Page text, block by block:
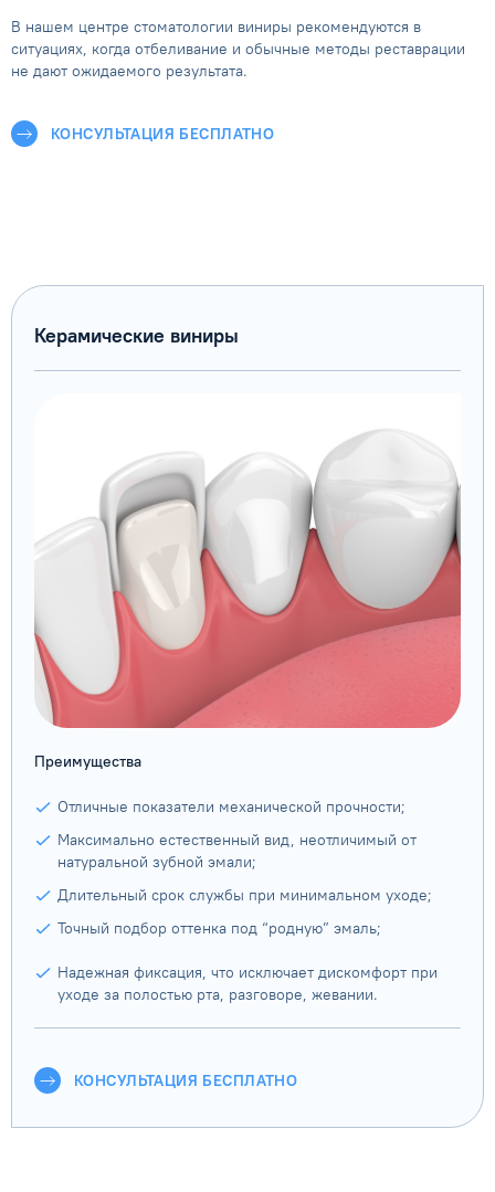
В нашем центре стоматологии виниры рекомендуются в
ситуациях, когда отбеливание и обычные методы реставрации
не дают ожидаемого результата.
КОНСУЛЬТАЦИЯ БЕСПЛАТНО
Керамические виниры
Преимущества
Отличные показатели механической прочности;
Максимально естественный вид, неотличимый от
натуральной зубной эмали;
Длительный срок службы при минимальном уходе;
Точный подбор оттенка под “родную” эмаль;
Надежная фиксация, что исключает дискомфорт при
уходе за полостью рта, разговоре, жевании.
КОНСУЛЬТАЦИЯ БЕСПЛАТНО